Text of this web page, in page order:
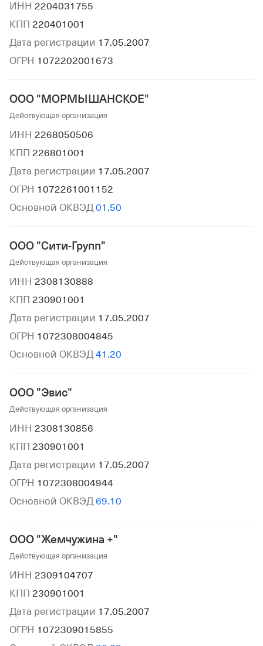
ИНН 2204031755
КПП 220401001
Дата регистрации 17.05.2007
ОГРН 1072202001673
ООО "МОРМЫШАНСКОЕ"
Действующая организация
ИНН 2268050506
КПП 226801001
Дата регистрации 17.05.2007
ОГРН 1072261001152
Основной ОКВЭД 01.50
ООО "Сити-Групп"
Действующая организация
ИНН 2308130888
КПП 230901001
Дата регистрации 17.05.2007
ОГРН 1072308004845
Основной ОКВЭД 41.20
ООО "Эвис"
Действующая организация
ИНН 2308130856
КПП 230901001
Дата регистрации 17.05.2007
ОГРН 1072308004944
Основной ОКВЭД 69.10
ООО "Жемчужина +"
Действующая организация
ИНН 2309104707
КПП 230901001
Дата регистрации 17.05.2007
ОГРН 1072309015855